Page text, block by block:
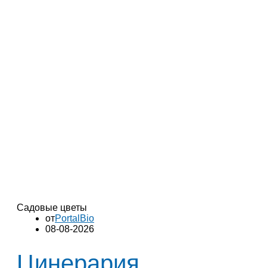
Садовые цветы
отPortalBio
08-08-2026